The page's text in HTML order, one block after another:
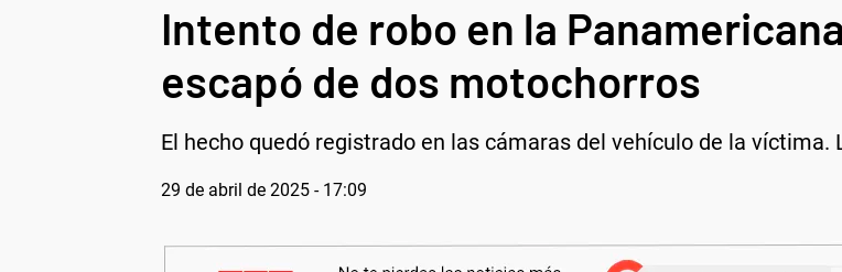
Intento de robo en la
escapó de dos motochorros
El hecho quedó registrado en las cámaras del vehículo de la
29 de abril de 2025 - 17:09